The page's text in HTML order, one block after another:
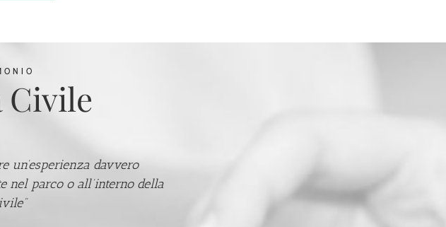
Civile
un’esperienza davvero
nel parco o all’interno della